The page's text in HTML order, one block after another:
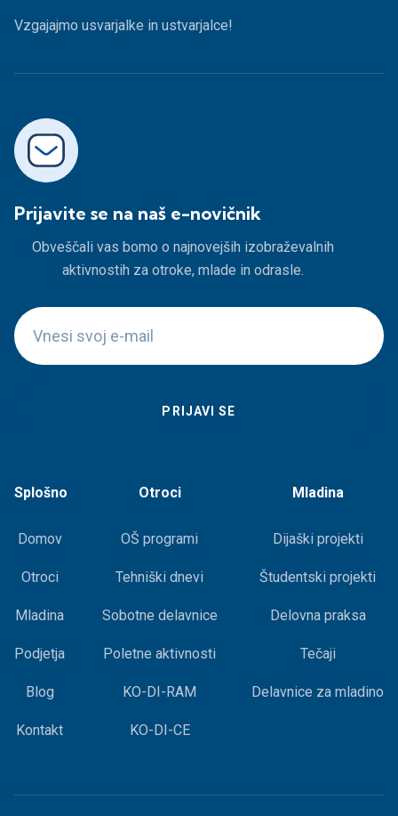
Vzgajajmo usvarjalke in ustvarjalce!
Prijavite se na naš e-novičnik
Obveščali vas bomo o najnovejših izobraževalnih
aktivnostih za otroke, mlade in odrasle.
Splošno
Domov
Otroci
Mladina
Podjetja
Blog
Kontakt
Otroci
OŠ programi
Tehniški dnevi
Sobotne delavnice
Poletne aktivnosti
KO-DI-RAM
KO-DI-CE
Mladina
Dijaški projekti
Študentski projekti
Delovna praksa
Tečaji
Delavnice za mladino